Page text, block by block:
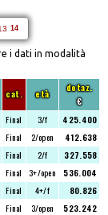
14
i dati in modalità
cat. età
dotaz.
€
Final 3/f
425.400
Final 2/open
412.638
Final 2/f
327.558
Final 3+/open
536.004
Final 4+/f
80.826
Final 3/open
523.242